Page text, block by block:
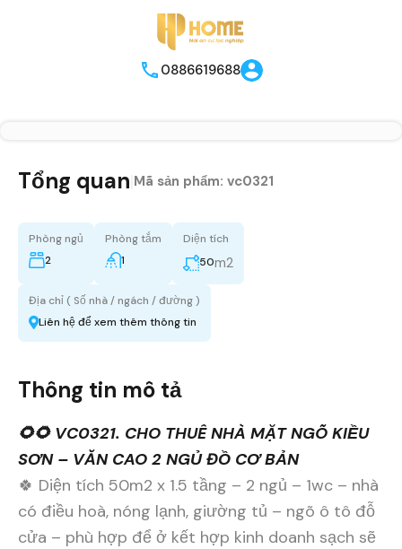
0886619688
Tổng quan Mã sản phẩm: vc0321
Phòng ngủ
2
Phòng tắm
1
Diện tích
50m2
Địa chỉ ( Số nhà / ngách / đường )
Liên hệ để xem thêm thông tin
Thông tin mô tả
🌻🌻 VC0321. CHO THUÊ NHÀ MẶT NGÕ KIỀU
SƠN – VĂN CAO 2 NGỦ ĐỒ CƠ BẢN
🍀 Diện tích 50m2 x 1.5 tầng – 2 ngủ – 1wc – nhà
có điều hoà, nóng lạnh, giường tủ – ngõ ô tô đỗ
cửa – phù hợp để ở kết hợp kinh doanh sạch sẽ